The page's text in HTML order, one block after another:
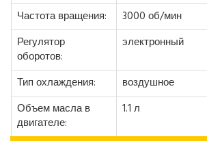
Частота вращения:
3000 об/мин
Регулятор
оборотов:
электронный
Тип охлаждения:
воздушное
Объем масла в
двигателе:
1.1 л